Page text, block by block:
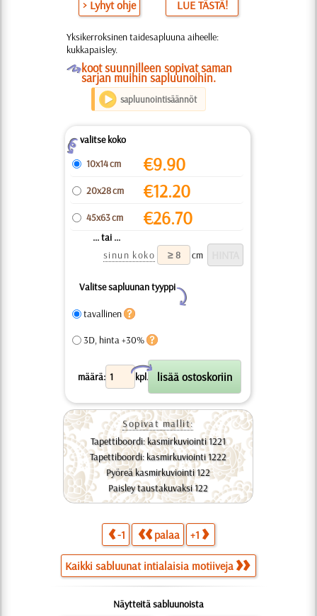
> Lyhyt ohje LUE TÄSTÄ!
Yksikerroksinen taidesapluuna aiheelle:
kukkapaisley.
Okoot suunnilleen sopivat saman
sarjan muihin sapluunoihin.
sapluunointisäännöt
Zvalitse koko
10x14 cm
€9.90
20x28 cm €12.20
45x63 cm €26.70
... tai ...
sinun koko
cm
Valitse sapluunan tyyppi
Y
tavallinen
3D, hinta +30%
määrä: kpl.
X
Sopivat mallit:
Tapettiboordi: kasmirkuviointi 1221
Tapettiboordi: kasmirkuviointi 1222
Pyöreä kasmirkuviointi 122
Paisley taustakuvaksi 122
-1 palaa +1
Kaikki sabluunat intialaisia motiiveja
Näytteitä sabluunoista